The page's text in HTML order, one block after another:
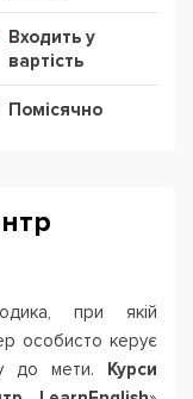
Входить у
вартість
Помісячно
при якій
особисто керує
до мети. Курси